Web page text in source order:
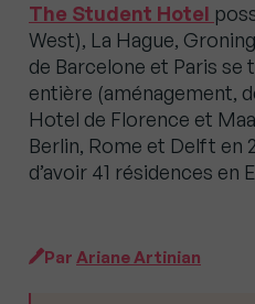
The Student Hotel
West), La Hague,
de Barcelone et Paris
entière (aménagement,
Hotel de Florence et
Berlin, Rome et Delft en
d’avoir 41 résidences en
Par Ariane Artinian